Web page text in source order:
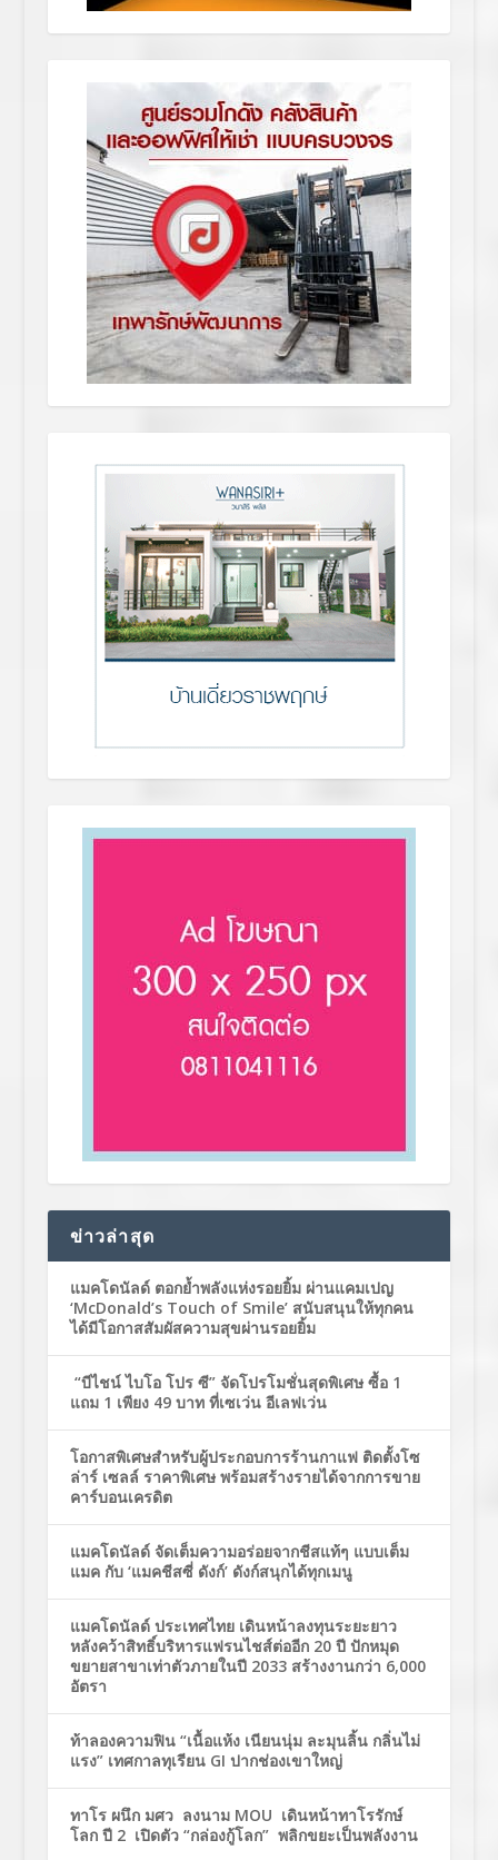
ข่าวล่าสุด
แมคโดนัลด์ ตอกย้ำพลังแห่งรอยยิ้ม ผ่านแคมเปญ
‘McDonald’s Touch of Smile’ สนับสนุนให้ทุกคน
ได้มีโอกาสสัมผัสความสุขผ่านรอยยิ้ม
“บีไชน์ ไบโอ โปร ซี” จัดโปรโมชั่นสุดพิเศษ ซื้อ 1
แถม 1 เพียง 49 บาท ที่เซเว่น อีเลฟเว่น
โอกาสพิเศษสำหรับผู้ประกอบการร้านกาแฟ ติดตั้งโซ
ล่าร์ เซลล์ ราคาพิเศษ พร้อมสร้างรายได้จากการขาย
คาร์บอนเครดิต
แมคโดนัลด์ จัดเต็มความอร่อยจากชีสแท้ๆ แบบเต็ม
แมค กับ ‘แมคชีสซี่ ดังก์’ ดังก์สนุกได้ทุกเมนู
แมคโดนัลด์ ประเทศไทย เดินหน้าลงทุนระยะยาว
หลังคว้าสิทธิ์บริหารแฟรนไชส์ต่ออีก 20 ปี ปักหมุด
ขยายสาขาเท่าตัวภายในปี 2033 สร้างงานกว่า 6,000
อัตรา
ท้าลองความฟิน “เนื้อแห้ง เนียนนุ่ม ละมุนลิ้น กลิ่นไม่
แรง” เทศกาลทุเรียน GI ปากช่องเขาใหญ่
ทาโร ผนึก มศว ลงนาม MOU เดินหน้าทาโรรักษ์
โลก ปี 2 เปิดตัว “กล่องกู้โลก” พลิกขยะเป็นพลังงาน